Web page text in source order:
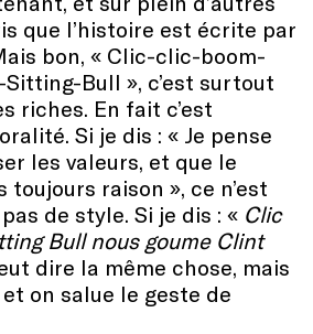
que l’histoire est écrite par
bon, « Clic-clic-boom-
Bull », c’est surtout
riches. En fait c’est
Si je dis : « Je pense
les valeurs, et que le
toujours raison », ce n’est
de style. Si je dis : « Clic
Bull nous goume Clint
dire la même chose, mais
et on salue le geste de